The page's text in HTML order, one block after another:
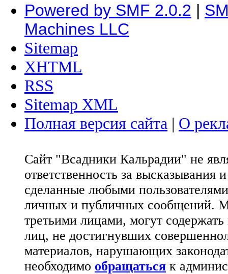
Powered by SMF 2.0.2 |
Machines LLC
Sitemap
XHTML
RSS
Sitemap XML
Полная версия сайта | О
Сайт "Всадники Кальрадии" не
ответственность за
сделанные любыми
личных и публичных сообщений.
третьими лицами, могут
лиц, не достигнувших
материалов, нарушающих
необходимо обращаться к